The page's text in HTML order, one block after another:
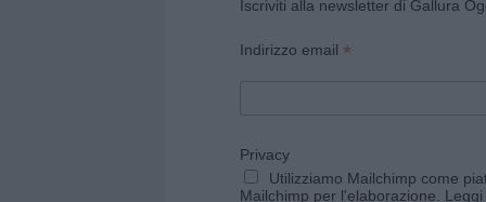
Iscriviti alla newsletter di Gallura
Indirizzo email *
Privacy
Utilizziamo Mailchimp come
Mailchimp per l'elaborazione.